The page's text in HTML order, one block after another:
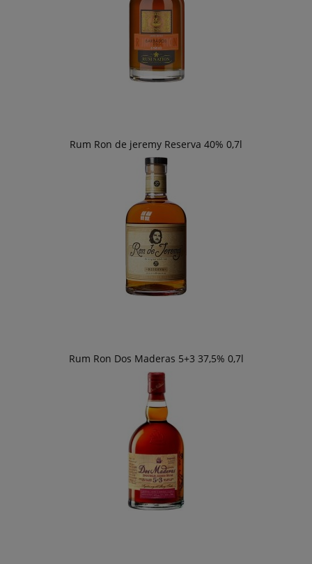
Rum Ron de jeremy Reserva 40% 0,7l
Rum Ron Dos Maderas 5+3 37,5% 0,7l